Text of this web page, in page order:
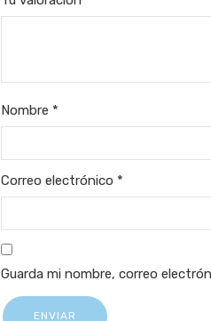
Nombre *
Correo electrónico *
Guarda mi nombre, correo